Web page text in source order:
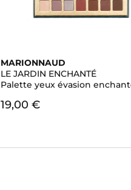
MARIONNAUD
LE JARDIN ENCHANTÉ
Palette yeux évasion
19,00 €